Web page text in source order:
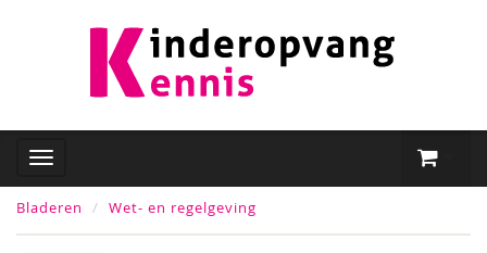
Bladeren Wet- en regelgeving